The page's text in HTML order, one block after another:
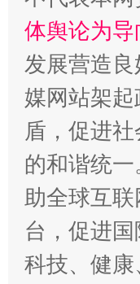
体舆论为导
发展营造
媒网站架
盾，促进
的和谐统
助全球互
台，促进
科技、健